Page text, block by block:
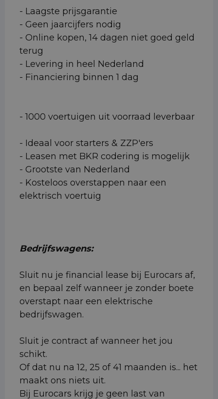
- Laagste prijsgarantie
- Geen jaarcijfers nodig
- Online kopen, 14 dagen niet goed geld
terug
- Levering in heel Nederland
- Financiering binnen 1 dag
- 1000 voertuigen uit voorraad leverbaar
- Ideaal voor starters & ZZP'ers
- Leasen met BKR codering is mogelijk
- Grootste van Nederland
- Kosteloos overstappen naar een
elektrisch voertuig
Bedrijfswagens:
Sluit nu je financial lease bij Eurocars af,
en bepaal zelf wanneer je zonder boete
overstapt naar een elektrische
bedrijfswagen.
Sluit je contract af wanneer het jou
schikt.
Of dat nu na 12, 25 of 41 maanden is... het
maakt ons niets uit.
Bij Eurocars krijg je geen last van